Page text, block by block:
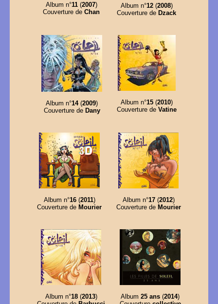
Album n°11(2007)
Couverture deChan
Album n°12(2008)
Couverture deDzack
Album n°14(2009)
Couverture de Dany
Album n°15(2010)
Couverture de Vatine
Album n°16(2011)
Couverture de Mourier
Album n°17(2012)
Couverture de Mourier
Album n°18(2013)
Album25 ans (2014)